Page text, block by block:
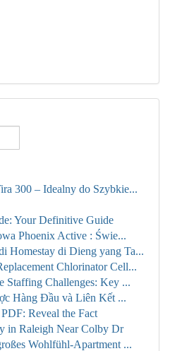
300 – Idealny do Szybkie...
Your Definitive Guide
Phoenix Active : Świe...
Homestay di Dieng yang Ta...
Chlorinator Cell...
Staffing Challenges: Key ...
Hàng Đầu và Liên Kết ...
Reveal the Fact
in Raleigh Near Colby Dr
Wohlfühl-Apartment ...